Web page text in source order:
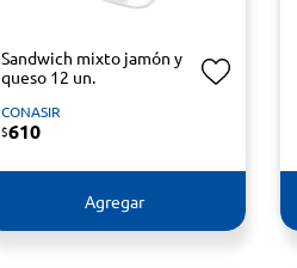
Sandwich mixto jamón y
queso 12 un.
CONASIR
$610
Agregar